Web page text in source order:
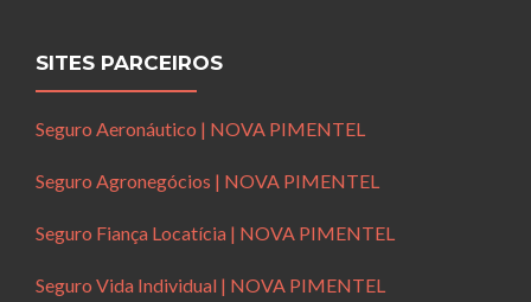
SITES PARCEIROS
Seguro Aeronáutico | NOVA PIMENTEL
Seguro Agronegócios | NOVA PIMENTEL
Seguro Fiança Locatícia | NOVA PIMENTEL
Seguro Vida Individual | NOVA PIMENTEL